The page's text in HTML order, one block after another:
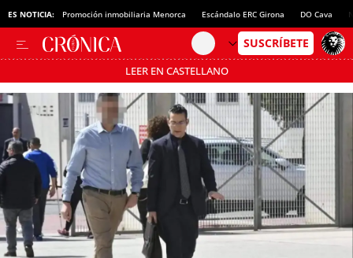
ES NOTICIA: Promoción inmobiliaria Menorca Escándalo ERC Girona DO Cava
LEER EN CASTELLANO
Pásate al MODO AHORRO